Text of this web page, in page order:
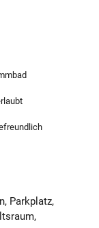
Parkplatz,